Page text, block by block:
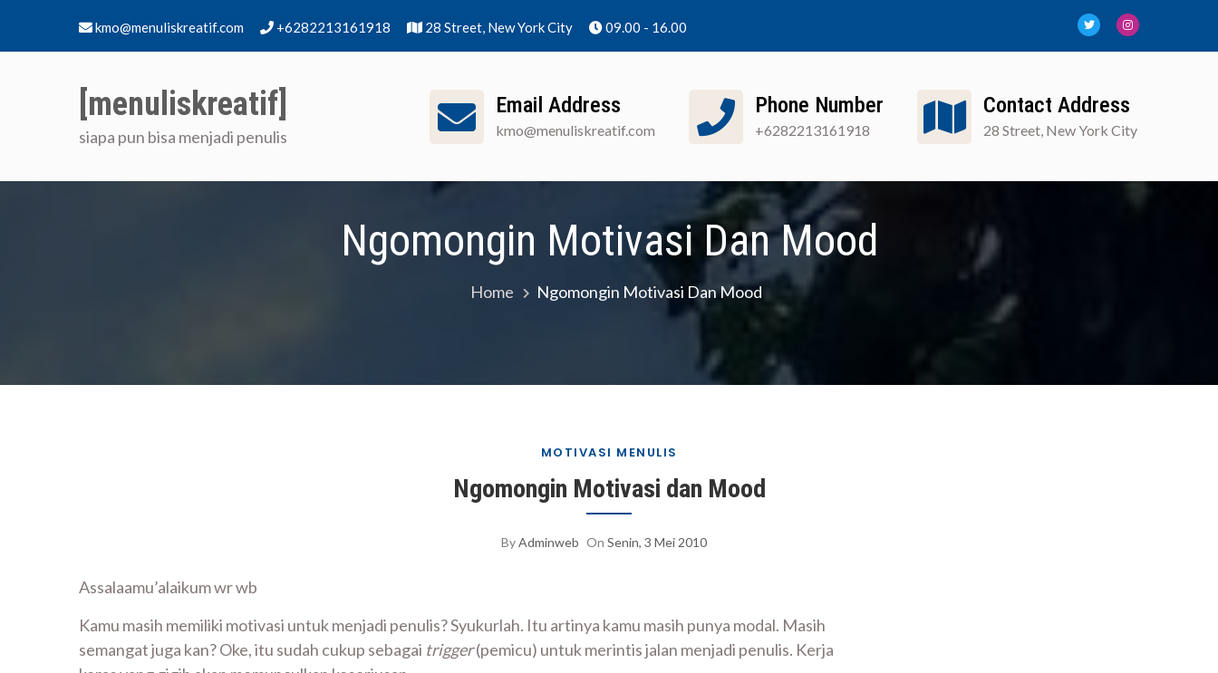
kmo@menuliskreatif.com +6282213161918 28 Street, New York City 09.00 - 16.00
[menuliskreatif]
siapa pun bisa menjadi penulis
Email Address
kmo@menuliskreatif.com
Phone Number
+6282213161918
Contact Address
28 Street, New York City
Ngomongin Motivasi Dan Mood
Home Ngomongin Motivasi Dan Mood
MOTIVASI MENULIS
Ngomongin Motivasi dan Mood
ByAdminweb On Senin, 3 Mei 2010
Assalaamu’alaikum wr wb
Kamu masih memiliki motivasi untuk menjadi penulis? Syukurlah. Itu artinya kamu masih punya modal. Masih
semangat juga kan? Oke, itu sudah cukup sebagai trigger(pemicu) untuk merintis jalan menjadi penulis. Kerja